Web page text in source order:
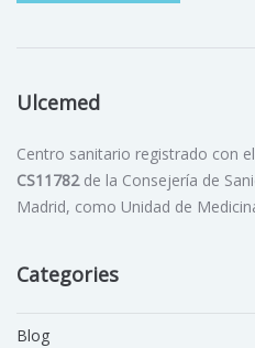
Ulcemed
Centro sanitario registrado con
CS11782de la Consejería de
Madrid, como Unidad de
Categories
Blog